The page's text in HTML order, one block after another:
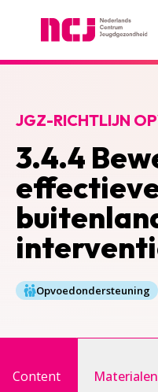
3.4.4
JGZ-RICHTLIJN
Opvoedondersteuning
Content Materialen